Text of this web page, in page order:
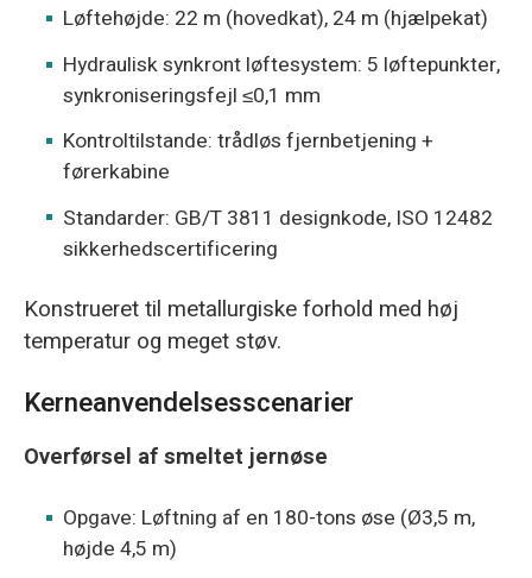
Løftehøjde: 22 m (hovedkat), 24 m (hjælpekat)
Hydraulisk synkront løftesystem: 5 løftepunkter,
synkroniseringsfejl ≤0,1 mm
Kontroltilstande: trådløs fjernbetjening +
førerkabine
Standarder: GB/T 3811 designkode, ISO 12482
sikkerhedscertificering
Konstrueret til metallurgiske forhold med høj
temperatur og meget støv.
Kerneanvendelsesscenarier
Overførsel af smeltet jernøse
Opgave: Løftning af en 180-tons øse (Ø3,5 m,
højde 4,5 m)